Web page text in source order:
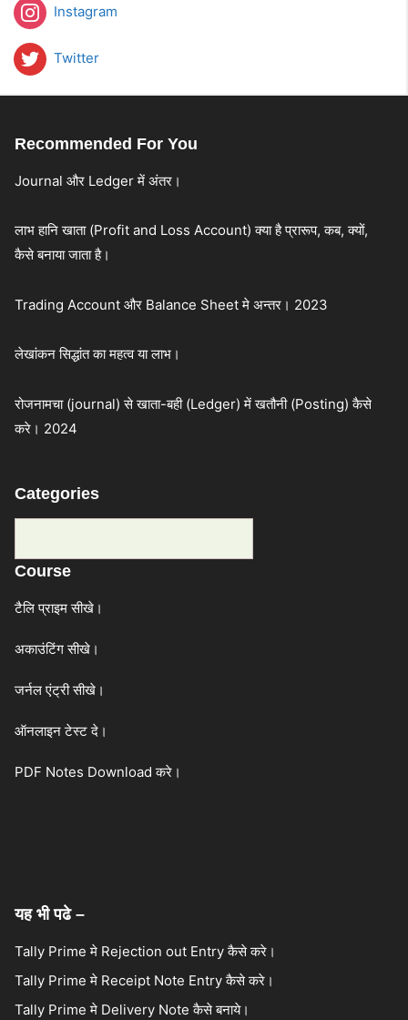
Instagram
Twitter
Recommended For You
Journal और Ledger में अंतर।
लाभ हानि खाता (Profit and Loss Account) क्या है प्रारूप, कब, क्यों,
कैसे बनाया जाता है।
Trading Account और Balance Sheet मे अन्तर। 2023
लेखांकन सिद्धांत का महत्व या लाभ।
रोजनामचा (journal) से खाता-बही (Ledger) में खतौनी (Posting) कैसे
करे। 2024
Categories
Course
टैलि प्राइम सीखे।
अकाउंटिंग सीखे।
जर्नल एंट्री सीखे।
ऑनलाइन टेस्ट दे।
PDF Notes Download करे।
यह भी पढे –
Tally Prime मे Rejection out Entry कैसे करे।
Tally Prime मे Receipt Note Entry कैसे करे।
Tally Prime मे Delivery Note कैसे बनाये।